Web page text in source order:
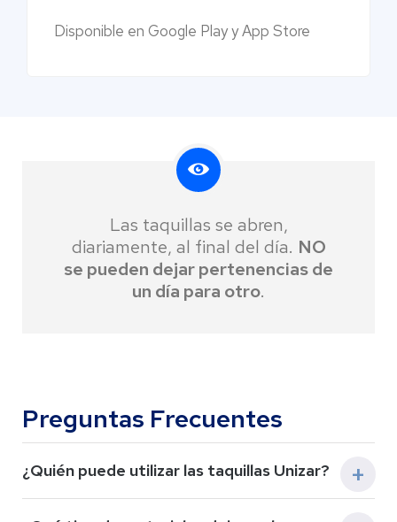
Disponible en Google Play y App Store
Las taquillas se abren,
diariamente, al final del día. NO
se pueden dejar pertenencias de
un día para otro.
Preguntas Frecuentes
¿Quién puede utilizar las taquillas Unizar?
Se trata de un servicio gratuito para las y los usuarios